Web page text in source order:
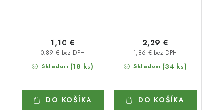
Skladom (18 ks)
0,89 € bez DPH
1,10 €
DO KOŠÍKA
Skladom (34 ks)
1,86 € bez DPH
2,29 €
DO KOŠÍKA